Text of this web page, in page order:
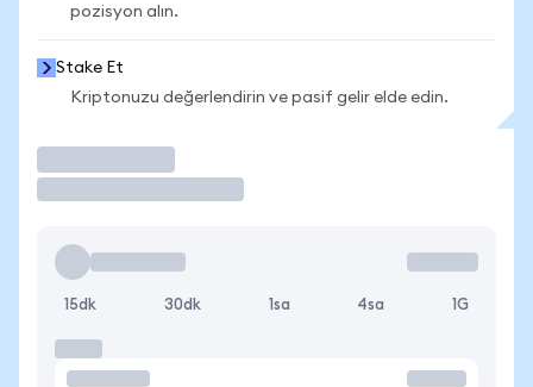
pozisyon alın.
Stake Et
Kriptonuzu değerlendirin ve pasif gelir elde edin.
15dk 30dk 1sa 4sa 1G